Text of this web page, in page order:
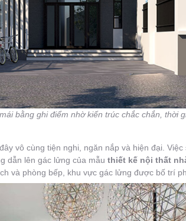
bằng ghi điểm nhờ kiến trúc chắc chắn, thời
vô cùng tiện nghi, ngăn nắp và hiện đại.
dẫn lên gác lửng của mẫu thiết kế nội thất
và phòng bếp, khu vực gác lửng được bố trí